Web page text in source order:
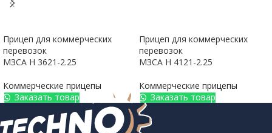
Прицеп для коммерческих
перевозок
МЗСА H 3621-2.25
Коммерческие прицепы
Заказать товар
Прицеп для коммерческих
перевозок
МЗСА H 4121-2.25
Коммерческие прицепы
Заказать товар